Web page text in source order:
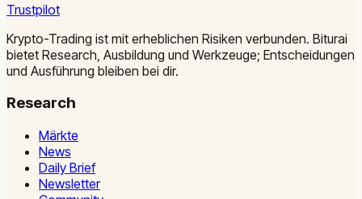
Trustpilot
Krypto-Trading ist mit erheblichen Risiken verbunden. Biturai
bietet Research, Ausbildung und Werkzeuge; Entscheidungen
und Ausführung bleiben bei dir.
Research
Märkte
News
Daily Brief
Newsletter